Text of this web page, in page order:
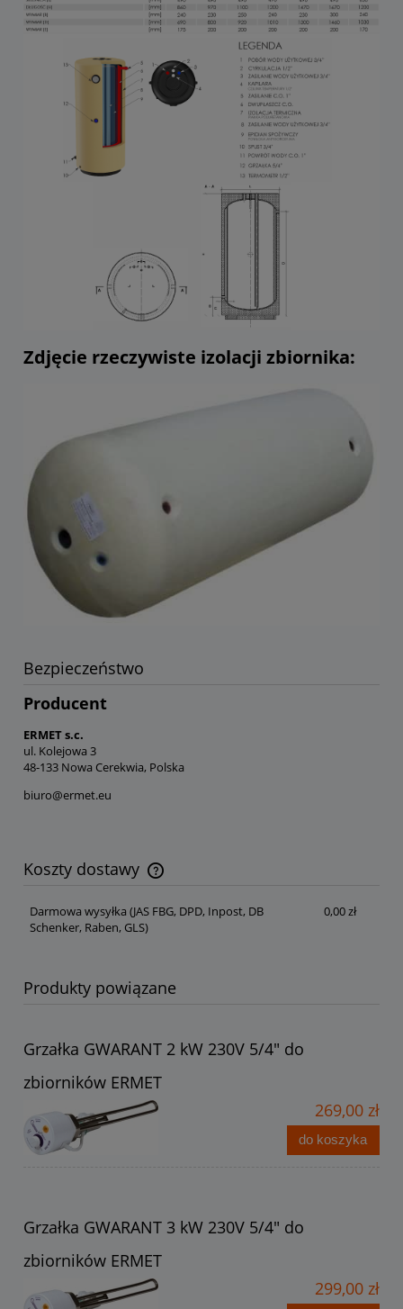
Zdjęcie rzeczywiste izolacji zbiornika:
Bezpieczeństwo
Producent
ERMET s.c.
ul. Kolejowa 3
48-133 Nowa Cerekwia, Polska
biuro@ermet.eu
Koszty dostawy
Cena nie zawiera ewentualnych kosztów płatności
Darmowa wysyłka (JAS FBG, DPD, Inpost, DB
Schenker, Raben, GLS)
0,00 zł
Produkty powiązane
Grzałka GWARANT 2 kW 230V 5/4" do
zbiorników ERMET
269,00 zł
do koszyka
Grzałka GWARANT 3 kW 230V 5/4" do
zbiorników ERMET
299,00 zł